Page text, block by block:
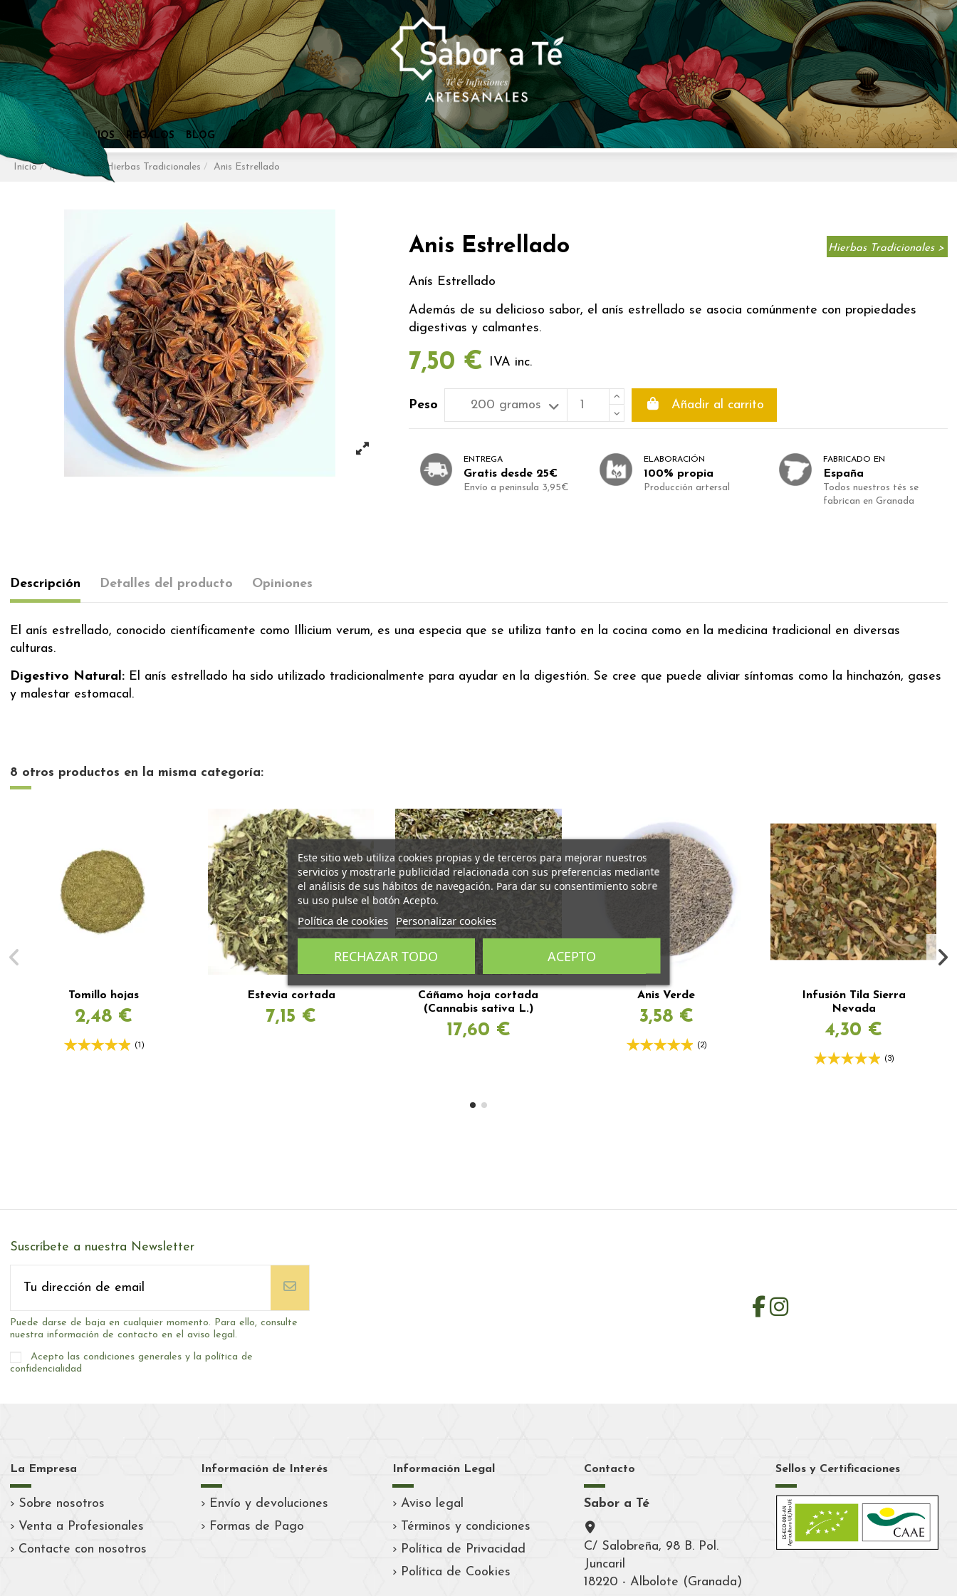
Inicio Infusiones Hierbas Tradicionales Anis Estrellado
Anis Estrellado Hierbas Tradicionales >
Anís Estrellado
Además de su delicioso sabor, el anís estrellado se asocia comúnmente con propiedades
digestivas y calmantes.
7,50 € IVA inc.
Peso Añadir al carrito
ENTREGA
Gratis desde 25€
Envío a peninsula 3,95€
ELABORACIÓN
100% propia
Producción artersal
FABRICADO EN
España
Todos nuestros tés se
fabrican en Granada
Descripción Detalles del producto Opiniones
El anís estrellado, conocido científicamente como Illicium verum, es una especia que se utiliza tanto en la cocina como en la medicina tradicional en diversas
culturas.
Digestivo Natural:El anís estrellado ha sido utilizado tradicionalmente para ayudar en la digestión. Se cree que puede aliviar síntomas como la hinchazón, gases
y malestar estomacal.
8 otros productos en la misma categoría:
Tomillo hojas
2,48 €
(1)
Estevia cortada
7,15 €
Cáñamo hoja cortada
(Cannabis sativa L.)
17,60 €
Anis Verde
3,58 €
(2)
Infusión Tila Sierra
Nevada
4,30 €
(3)
Suscríbete a nuestra Newsletter
Puede darse de baja en cualquier momento. Para ello, consulte
nuestra información de contacto en el aviso legal.
Acepto las condiciones generales y la política de
confidencialidad
La Empresa
Sobre nosotros
Venta a Profesionales
Contacte con nosotros
Información de Interés
Envío y devoluciones
Formas de Pago
Información Legal
Aviso legal
Términos y condiciones
Política de Privacidad
Política de Cookies
Contacto
Sabor a Té
C/ Salobreña, 98 B. Pol.
Juncaril
18220 - Albolote (Granada)
Sellos y Certificaciones
Este sitio web utiliza cookies propias y de terceros para mejorar nuestros
servicios y mostrarle publicidad relacionada con sus preferencias mediante
el análisis de sus hábitos de navegación. Para dar su consentimiento sobre
su uso pulse el botón Acepto.
Política de cookies Personalizar cookies
RECHAZAR TODO ACEPTO